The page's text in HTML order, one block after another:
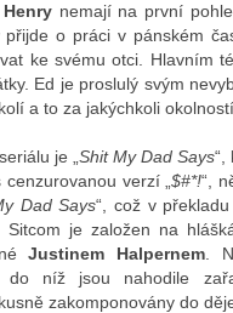
Henrynemají na první
přijde o práci v pánském
ke svému otci. Hlavním
Ed je proslulý svým
a to za jakýchkoli okolností.
je „ Shit My Dad Says“,
cenzurovanou verzí „$#*!“,
Dad Says“, což v
Sitcom je založen na
Justinem Halpernem .
do níž jsou nahodile
zakomponovány do